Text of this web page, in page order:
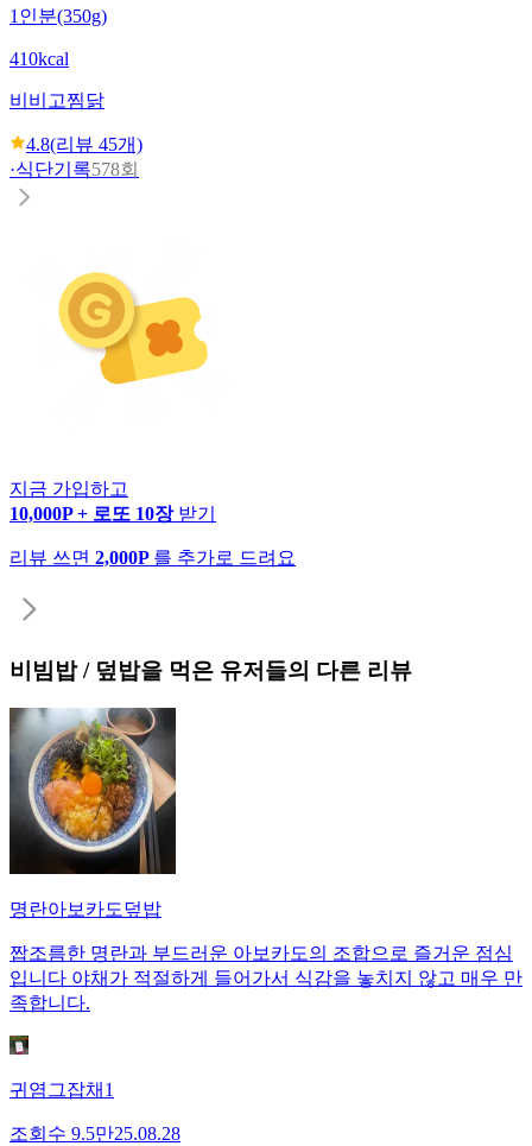
1인분(350g)
410kcal
비비고찜닭
4.8(리뷰 45개)
·식단기록578회
지금 가입하고
10,000P + 로또 10장 받기
리뷰 쓰면 2,000P 를 추가로 드려요
비빔밥 / 덮밥을 먹은 유저들의 다른 리뷰
명란아보카도덮밥
짭조름한 명란과 부드러운 아보카도의 조합으로 즐거운 점심
입니다 야채가 적절하게 들어가서 식감을 놓치지 않고 매우 만
족합니다.
귀염그잡채1
조회수 9.5만25.08.28